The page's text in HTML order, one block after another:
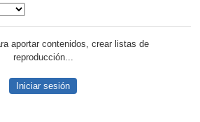
aportar contenidos, crear listas de
reproducción...
Iniciar sesión